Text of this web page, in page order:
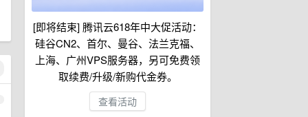
[即将结束] 腾讯云618年中大促活动：
硅谷CN2、首尔、曼谷、法兰克福、
上海、广州VPS服务器，另可免费领
取续费/升级/新购代金券。
查看活动